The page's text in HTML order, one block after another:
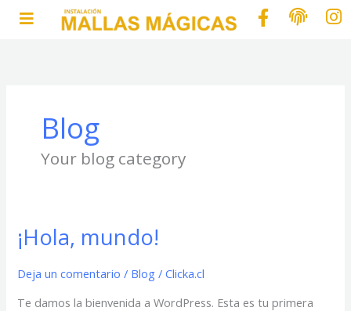
Blog
Your blog category
¡Hola, mundo!
Deja un comentario / Blog /Clicka.cl
Te damos la bienvenida a WordPress. Esta es tu primera
¡Hola,
mundo!